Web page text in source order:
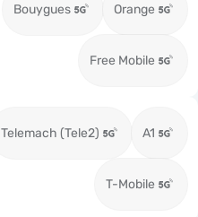
Bouygues Orange
Free Mobile
Telemach (Tele2) A1
T-Mobile